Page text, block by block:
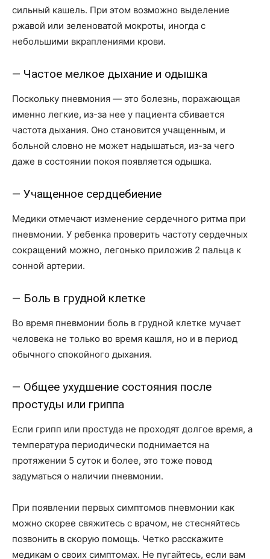
сильный кашель. При этом возможно выделение
ржавой или зеленоватой мокроты, иногда с
небольшими вкраплениями крови.
— Частое мелкое дыхание и одышка
Поскольку пневмония — это болезнь, поражающая
именно легкие, из-за нее у пациента сбивается
частота дыхания. Оно становится учащенным, и
больной словно не может надышаться, из-за чего
даже в состоянии покоя появляется одышка.
— Учащенное сердцебиение
Медики отмечают изменение сердечного ритма при
пневмонии. У ребенка проверить частоту сердечных
сокращений можно, легонько приложив 2 пальца к
сонной артерии.
— Боль в грудной клетке
Во время пневмонии боль в грудной клетке мучает
человека не только во время кашля, но и в период
обычного спокойного дыхания.
— Общее ухудшение состояния после
простуды или гриппа
Если грипп или простуда не проходят долгое время, а
температура периодически поднимается на
протяжении 5 суток и более, это тоже повод
задуматься о наличии пневмонии.
При появлении первых симптомов пневмонии как
можно скорее свяжитесь с врачом, не стесняйтесь
позвонить в скорую помощь. Четко расскажите
медикам о своих симптомах. Не пугайтесь, если вам